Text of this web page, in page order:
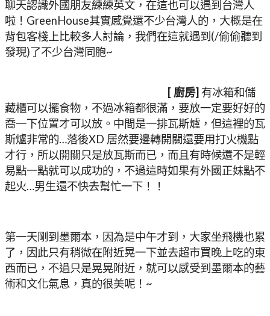
聊天認識外國朋友練練英文，在這也可以遇到台灣人
啦！GreenHouse其實感覺還不少台灣人的，大概是在
背包客棧上比較多人討論，我們在這就遇到(/偷偷聽到
發現)了不少台灣同胞~
[ 廚房] 有冰箱和儲
藏櫃可以擺食物，不過冰箱都很滿，要放一定要好好的
喬一下位置才可以放。中間是一排瓦斯爐，但這裡的瓦
斯爐非常的…落後XD 居然要邊轉開關還要用打火機點
才行，所以開關只是放瓦斯而已，而且有時候還不是輕
易點一點就可以成功的，不過這時如果有外國正妹點不
起火…男生還不快去幫忙一下！！
第一天剛到墨爾本，因為是中午才到，大家坐飛機也累
了，因此只有稍微在附近晃一下並去超市買晚上吃的東
西而已，不過只是晃晃附近，就可以感受到墨爾本的藝
術和文化氣息，真的很美呢！~